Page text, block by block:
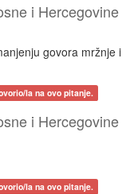
i Hercegovine
govora mržnje i
la na ovo pitanje.
i Hercegovine
la na ovo pitanje.